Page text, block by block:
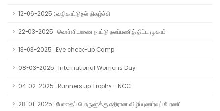
12-06-2025 : வழிகாட்டுதல் நிகழ்ச்சி
22-03-2025 : வெள்ளியணை நாட்டு நலப்பணித் திட்ட முகாம்
13-03-2025 : Eye check-up Camp
08-03-2025 : International Womens Day
04-02-2025 : Runners up Trophy - NCC
28-01-2025 : போதைப் பொருளுக்கு எதிரான விழிப்புணர்வுப் பேரணி